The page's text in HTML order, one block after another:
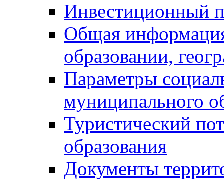
Инвестиционный
Общая
образовании,
Параметры
муниципального
Туристический
образования
Документы